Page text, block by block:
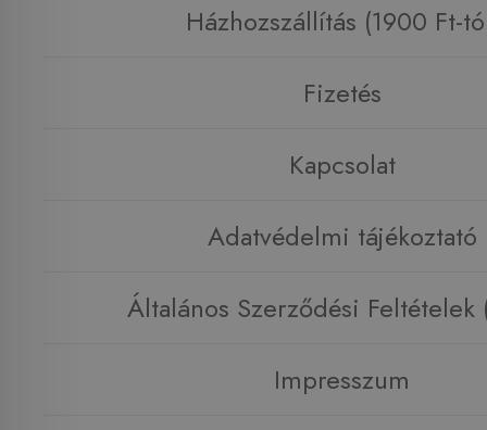
Házhozszállítás (1900 Ft-
Fizetés
Kapcsolat
Adatvédelmi tájékoztató
Általános Szerződési Feltételek
Impresszum